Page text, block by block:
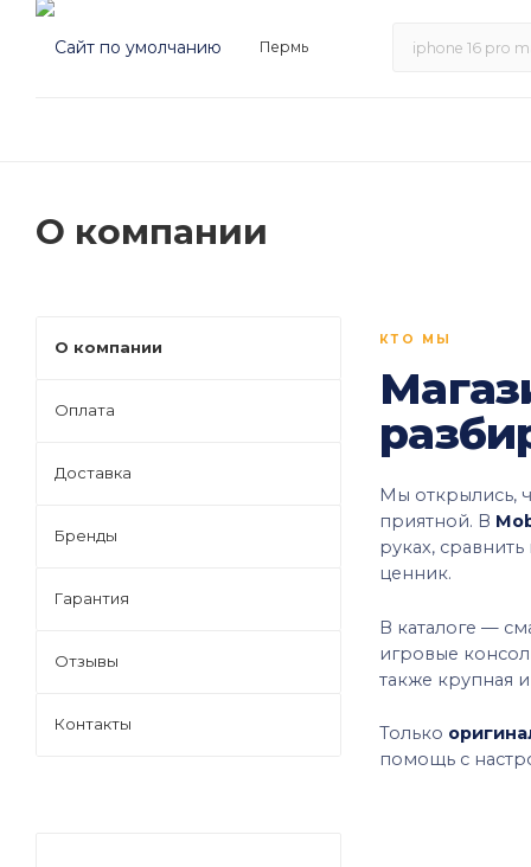
Пермь
О компании
КТО МЫ
Мы открылись,
приятной. В
руках,
ценник.
В каталоге —
игровые
также крупная
Только
помощь с
О компании
Оплата
Доставка
Бренды
Гарантия
Отзывы
Контакты